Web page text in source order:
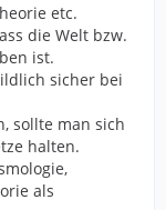
etc.
die Welt bzw.
ist.
sicher bei
sollte man sich
halten.
als